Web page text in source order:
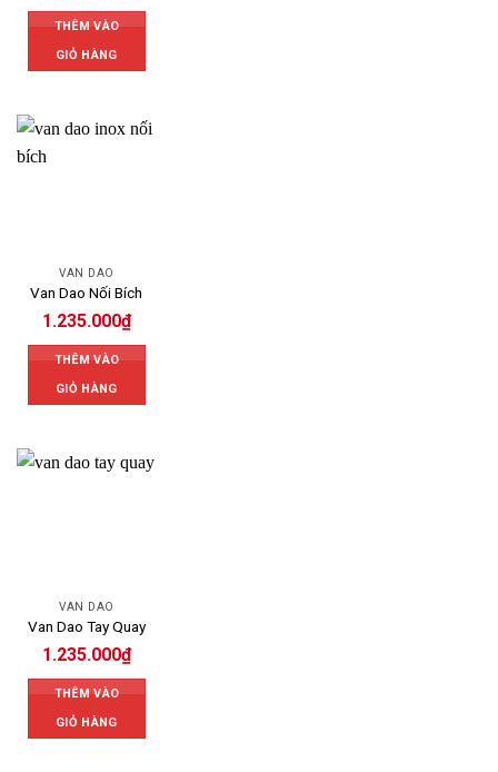
THÊM VÀO
GIỎ HÀNG
VAN DAO
Van Dao Nối Bích
1.235.000₫
THÊM VÀO
GIỎ HÀNG
VAN DAO
Van Dao Tay Quay
1.235.000₫
THÊM VÀO
GIỎ HÀNG